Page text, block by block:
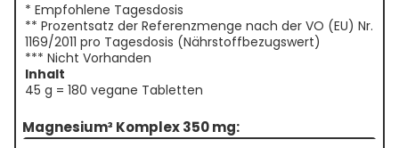
* Empfohlene Tagesdosis
** Prozentsatz der Referenzmenge nach der VO (EU) Nr.
1169/2011 pro Tagesdosis (Nährstoffbezugswert)
*** Nicht Vorhanden
Inhalt
45 g = 180 vegane Tabletten
Magnesium³ Komplex 350 mg: